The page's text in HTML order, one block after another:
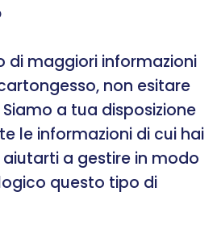
di maggiori informazioni
non esitare
a tua disposizione
le informazioni di cui hai
a gestire in modo
questo tipo di